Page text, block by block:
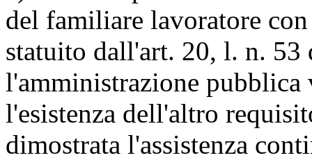
del familiare lavoratore
statuito dall'art. 20, l. n. 53
l'amministrazione
l'esistenza dell'altro
dimostrata l'assistenza